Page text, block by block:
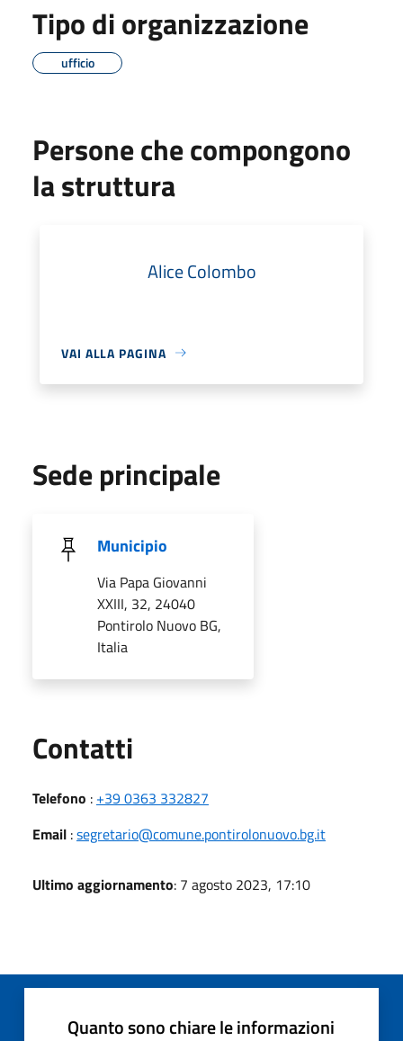
Tipo di organizzazione
ufficio
Persone che compongono
la struttura
Alice Colombo
VAI ALLA PAGINA
Sede principale
Municipio
Via Papa Giovanni
XXIII, 32, 24040
Pontirolo Nuovo BG,
Italia
Contatti
Telefono : +39 0363 332827
Email :segretario@comune.pontirolonuovo.bg.it
Ultimo aggiornamento: 7 agosto 2023, 17:10
Quanto sono chiare le informazioni